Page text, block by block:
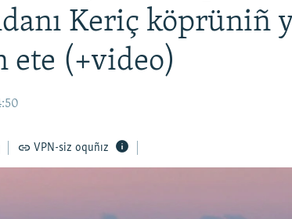
Keriç köprüniñ
ete (+video)
VPN-siz oquñız